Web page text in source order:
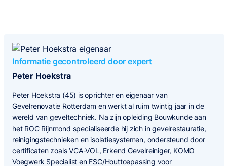
Informatie gecontroleerd door expert
Peter Hoekstra
Peter Hoekstra (45) is oprichter en eigenaar van
Gevelrenovatie Rotterdam en werkt al ruim twintig jaar in de
wereld van geveltechniek. Na zijn opleiding Bouwkunde aan
het ROC Rijnmond specialiseerde hij zich in gevelrestauratie,
reinigingstechnieken en isolatiesystemen, ondersteund door
certificaten zoals VCA-VOL, Erkend Gevelreiniger, KOMO
Voegwerk Specialist en FSC/Houttoepassing voor